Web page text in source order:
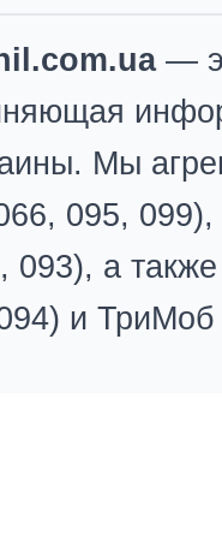
—
Мы
095, 099),
093), а
и ТриМоб